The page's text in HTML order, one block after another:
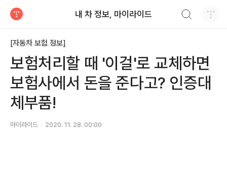
내 차 정보, 마이라이드
[자동차 보험 정보]
보험처리할 때 '이걸'로 교체하면
보험사에서 돈을 준다고? 인증대
체부품!
마이라이드 2020. 11. 28. 00:00